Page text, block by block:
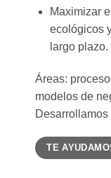
Maximizar
ecológicos
largo plazo.
Áreas:
modelos de
TE